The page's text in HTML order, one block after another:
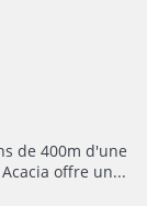
de 400m d'une
offre un...